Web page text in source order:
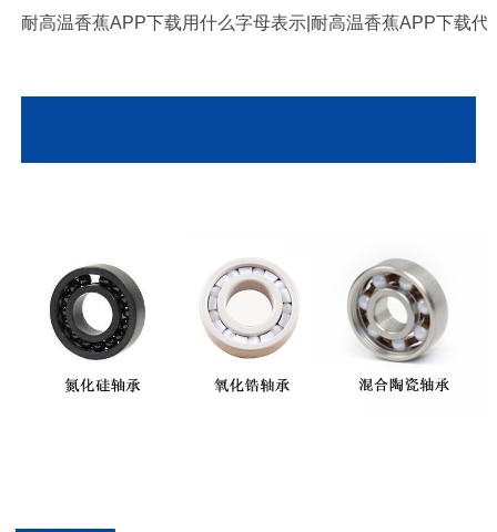
耐高温香蕉APP下载用什么字母表示|耐高温香蕉APP下载代